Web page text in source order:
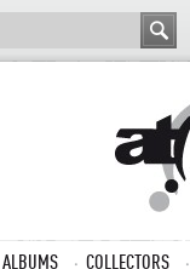
ALBUMS COLLECTORS